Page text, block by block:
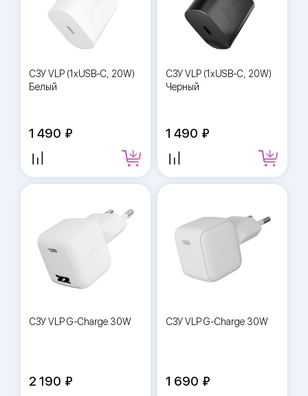
СЗУ VLP (1xUSB-C, 20W)
Белый
1 490
СЗУ VLP (1xUSB-C, 20W)
Черный
1 490
СЗУ VLP G-Charge 30W
2 190
СЗУ VLP G-Charge 30W
1 690